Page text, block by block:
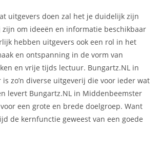
uitgevers doen zal het je duidelijk zijn
om ideeën en informatie beschikbaar
hebben uitgevers ook een rol in het
en ontspanning in de vorm van
en vrije tijds lectuur. Bungartz.NL in
zo’n diverse uitgeverij die voor ieder wat
levert Bungartz.NL in Middenbeemster
een grote en brede doelgroep. Want
de kernfunctie geweest van een goede